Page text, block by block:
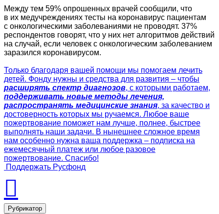
Между тем 59% опрошенных врачей сообщили, что
в их медучреждениях тесты на коронавирус пациентам
с онкологическими заболеваниями не проводят. 37%
респондентов говорят, что у них нет алгоритмов действий
на случай, если человек с онкологическим заболеванием
заразился коронавирусом.
Только благодаря вашей помощи мы помогаем лечить
детей. Фонду нужны и средства для развития – чтобы
расширять спектр диагнозов, с которыми работаем,
поддерживать новые методы лечения,
распространять медицинские знания, за качество и
достоверность которых мы ручаемся. Любое ваше
пожертвование поможет нам лучше, полнее, быстрее
выполнять наши задачи. В нынешнее сложное время
нам особенно нужна ваша поддержка – подписка на
ежемесячный платеж или любое разовое
пожертвование. Спасибо!
Поддержать Русфонд
Рубрикатор